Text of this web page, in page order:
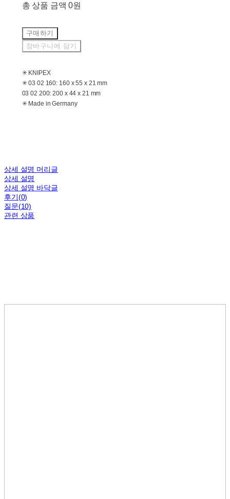
총 상품 금액 0원
구매하기
장바구니에 담기
✳ KNIPEX
✳ 03 02 160: 160 x 55 x 21 mm
03 02 200: 200 x 44 x 21 mm
✳ Made in Germany
상세 설명 머리글
상세 설명
상세 설명 바닥글
후기(0)
질문(10)
관련 상품